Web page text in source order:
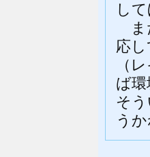
し
ま
応
（
ば
そ
う